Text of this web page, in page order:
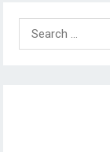
Search